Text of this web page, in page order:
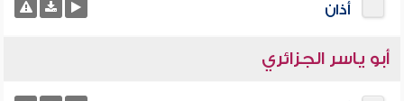
أذان
أبو ياسر الجزائري